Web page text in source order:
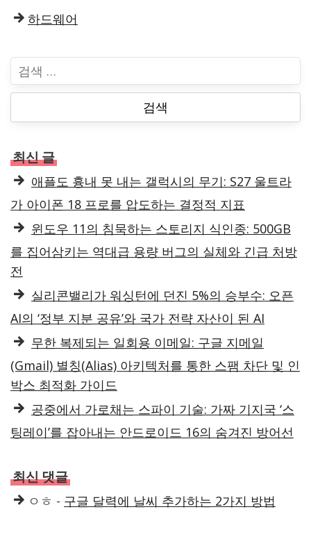
하드웨어
검
색
최신 글
애플도 흉내 못 내는 갤럭시의 무기: S27 울트라
가 아이폰 18 프로를 압도하는 결정적 지표
윈도우 11의 침묵하는 스토리지 식인종: 500GB
를 집어삼키는 역대급 용량 버그의 실체와 긴급 처방
전
실리콘밸리가 워싱턴에 던진 5%의 승부수: 오픈
AI의 ‘정부 지분 공유’와 국가 전략 자산이 된 AI
무한 복제되는 일회용 이메일: 구글 지메일
(Gmail) 별칭(Alias) 아키텍처를 통한 스팸 차단 및 인
박스 최적화 가이드
공중에서 가로채는 스파이 기술: 가짜 기지국 ‘스
팅레이’를 잡아내는 안드로이드 16의 숨겨진 방어선
최신 댓글
ㅇㅎ - 구글 달력에 날씨 추가하는 2가지 방법